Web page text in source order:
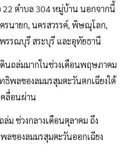
22 ตำบล 304 หมู่บ้าน นอกจากนี้
รนายก, นครสวรรค์, พิษณุโลก,
รรณบุรี สระบุรี และอุทัยธานี
นถล่มมากในช่วงเดือนพฤษภาคม
ธิพลของลมมรสุมตะวันตกเฉียงใต้
ลื่อนผ่าน
ม ช่วงกลางเดือนตุลาคม ถึง
ลของลมมรสุมตะวันออกเฉียง